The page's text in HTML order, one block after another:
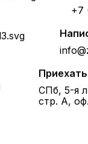
+7
Приехать
СПб, 5-я
стр. А,